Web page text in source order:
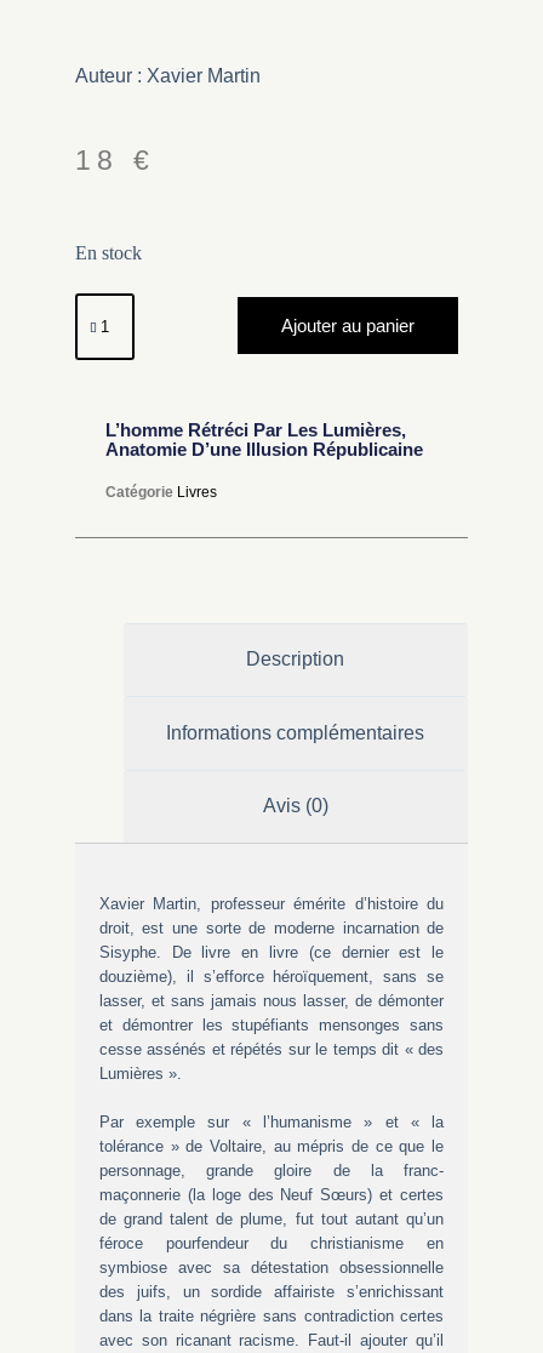
Auteur : Xavier Martin
18€
En stock
Ajouter au panier
L’homme Rétréci Par Les Lumières,
Anatomie D’une Illusion Républicaine
Catégorie Livres
Description
Informations complémentaires
Avis (0)
Xavier Martin, professeur émérite d’histoire du
droit, est une sorte de moderne incarnation de
Sisyphe. De livre en livre (ce dernier est le
douzième), il s’efforce héroïquement, sans se
lasser, et sans jamais nous lasser, de démonter
et démontrer les stupéfiants mensonges sans
cesse assénés et répétés sur le temps dit « des
Lumières ».
Par exemple sur « l’humanisme » et « la
tolérance » de Voltaire, au mépris de ce que le
personnage, grande gloire de la franc-
maçonnerie (la loge des Neuf Sœurs) et certes
de grand talent de plume, fut tout autant qu’un
féroce pourfendeur du christianisme en
symbiose avec sa détestation obsessionnelle
des juifs, un sordide affairiste s’enrichissant
dans la traite négrière sans contradiction certes
avec son ricanant racisme. Faut-il ajouter qu’il